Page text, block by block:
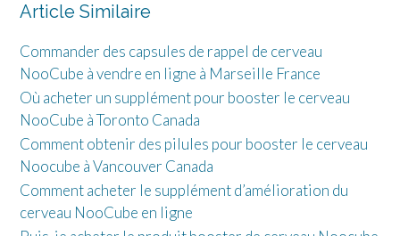
Article Similaire
Commander des capsules de rappel de cerveau
NooCube à vendre en ligne à Marseille France
Où acheter un supplément pour booster le cerveau
NooCube à Toronto Canada
Comment obtenir des pilules pour booster le cerveau
Noocube à Vancouver Canada
Comment acheter le supplément d’amélioration du
cerveau NooCube en ligne